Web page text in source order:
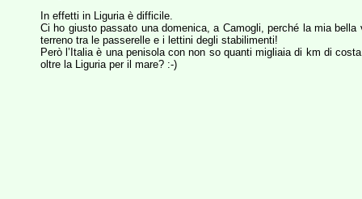
In effetti in Liguria è difficile.
Ci ho giusto passato una domenica, a Camogli, perché la mia
terreno tra le passerelle e i lettini degli stabilimenti!
Però l’Italia è una penisola con non so quanti migliaia di km di
oltre la Liguria per il mare? :-)